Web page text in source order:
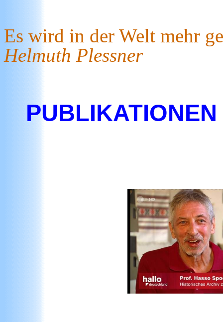
Es wird in der Welt mehr
Helmuth Plessner